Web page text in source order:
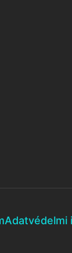
Adatvédelmi